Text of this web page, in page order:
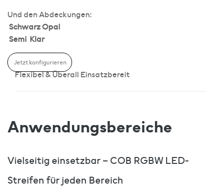
Und den Abdeckungen:
SchwarzOpal
Semi Klar
Jetzt konfigurieren
Flexibel & Überall Einsatzbereit
Anwendungsbereiche
Vielseitig einsetzbar – COB RGBW LED-
Streifen für jeden Bereich